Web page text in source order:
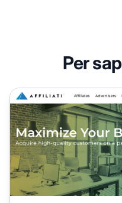
Per
Programma di